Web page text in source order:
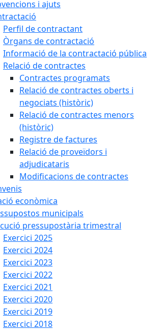
i ajuts
Perfil de contractant
Òrgans de contractació
Informació de la contractació pública
Relació de contractes
Contractes programats
Relació de contractes oberts i
negociats (històric)
Relació de contractes menors
(històric)
Registre de factures
Relació de proveïdors i
adjudicataris
Modificacions de contractes
econòmica
municipals
pressupostària trimestral
Exercici 2025
Exercici 2024
Exercici 2023
Exercici 2022
Exercici 2021
Exercici 2020
Exercici 2019
Exercici 2018